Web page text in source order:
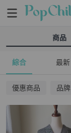
商品
綜合 最新
優惠商品 品牌